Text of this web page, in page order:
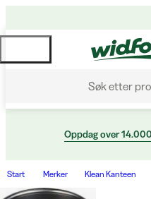
Søk etter
Oppdag over
Start Merker Klean Kanteen